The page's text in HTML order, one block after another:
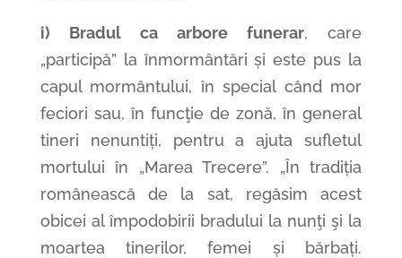
i) Bradul ca arbore funerar, care
„participă” la înmormântări și este pus la
capul mormântului, în special când mor
feciori sau, în funcţie de zonă, în general
tineri nenuntiți, pentru a ajuta sufletul
mortului în „Marea Trecere”. „În tradiția
românească de la sat, regăsim acest
obicei al împodobirii bradului la nunţi şi la
moartea tinerilor, femei și bărbați.